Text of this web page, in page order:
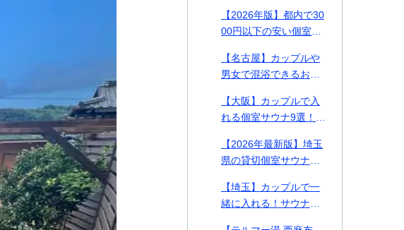
2選をご紹介！
【2026年版】都内で30
00円以下の安い個室サ
る施設を徹底比較【料
金表付き】
【名古屋】カップルや
男女で混浴できるおす
プライベートサウナ9
選！
【大阪】カップルで入
れる個室サウナ9選！貸
サウナや2026年最新施
設も紹介！
【2026年最新版】埼玉
県の貸切個室サウナ・
すすめ14選！カップル
や男女で使える施設も
紹介
【埼玉】カップルで一
緒に入れる！サウナデ